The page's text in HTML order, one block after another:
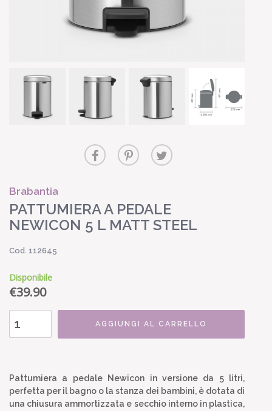
Brabantia
PATTUMIERA A PEDALE
NEWICON 5 L MATT STEEL
Cod. 112645
Disponibile
€39.90
AGGIUNGI AL CARRELLO
Pattumiera a pedale Newicon in versione da 5 litri,
perfetta per il bagno o la stanza dei bambini, è dotata di
una chiusura ammortizzata e secchio interno in plastica,